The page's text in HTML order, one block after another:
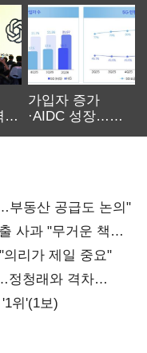
대
가입자 증가
·AIDC 성장…
부동산 공급도 논의"
사과 "무거운 책임
리가 제일 중요"
정청래와 격차
위'(1보)